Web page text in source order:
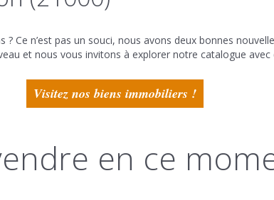
? Ce n’est pas un souci, nous avons deux bonnes
et nous vous invitons à explorer notre catalogue avec
Visitez nos biens immobiliers !
en ce